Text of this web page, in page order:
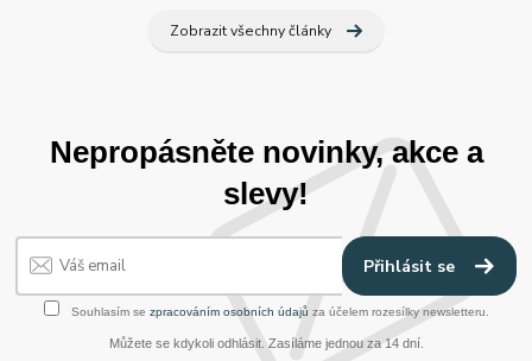
Zobrazit všechny články
Nepropásněte novinky, akce a
slevy!
Přihlásit se
Souhlasím se zpracováním osobních údajů za účelem rozesílky newsletteru.
Můžete se kdykoli odhlásit. Zasíláme jednou za 14 dní.